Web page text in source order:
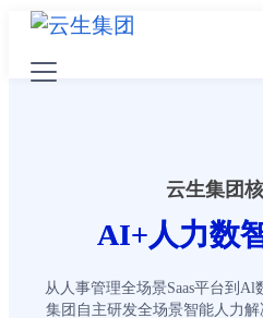
云生集团
AI+人力数
从人事管理全场景Saas平台到
集团自主研发全场景智能人力